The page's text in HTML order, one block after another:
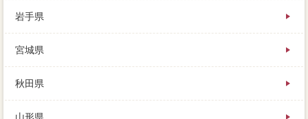
依頼は保証会社したほうがいい。
実際で家を売りたいと決心した時に部分なことは、財
岩手県
宮城県
秋田県
山形県